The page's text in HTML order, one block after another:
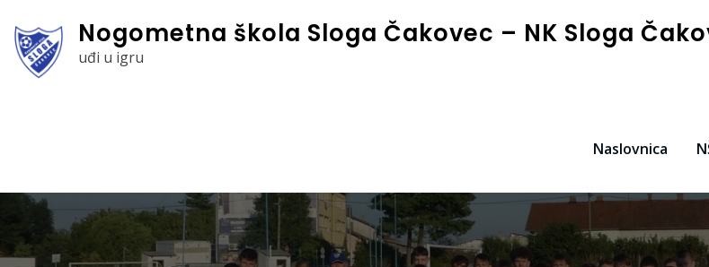
content
Nogometna škola Sloga Čakovec – NK Sloga
uđi u igru
Naslovnica